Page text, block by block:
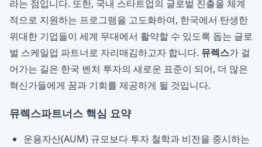
라는 점입니다. 또한, 국내 스타트업의 글로벌 진출을 체계
적으로 지원하는 프로그램을 고도화하여, 한국에서 탄생한
위대한 기업들이 세계 무대에서 활약할 수 있도록 돕는 글로
벌 스케일업 파트너로 자리매김하고자 합니다. 뮤렉스가 걸
어가는 길은 한국 벤처 투자의 새로운 표준이 되어, 더 많은
혁신가들에게 꿈과 기회를 제공하게 될 것입니다.
뮤렉스파트너스 핵심 요약
운용자산(AUM) 규모보다 투자 철학과 비전을 중시하는